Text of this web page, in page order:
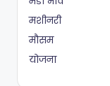
मशीनरी
मौसम
योजना